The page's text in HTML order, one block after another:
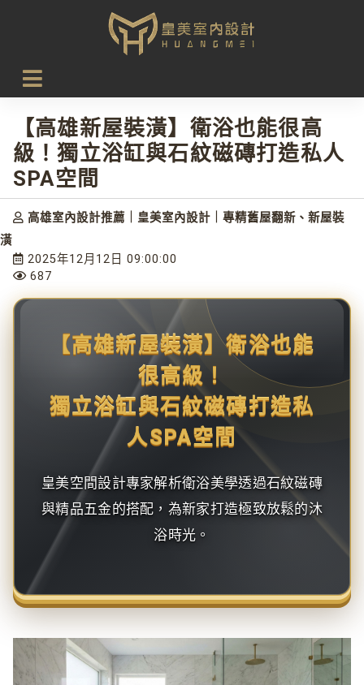
首頁
設計新知
【高雄新屋裝潢】衛浴也能很高級！獨立浴缸與石紋磁磚打
【高雄新屋裝潢】衛浴也能很高
級！獨立浴缸與石紋磁磚打造私人
SPA空間
高雄室內設計推薦｜皇美室內設計｜專精舊屋翻新、新屋裝
潢
2025年12月12日 09:00:00
687
【高雄新屋裝潢】衛浴也能
很高級！
獨立浴缸與石紋磁磚打造私
人SPA空間
皇美空間設計專家解析衛浴美學透過石紋磁磚
與精品五金的搭配，為新家打造極致放鬆的沐
浴時光。